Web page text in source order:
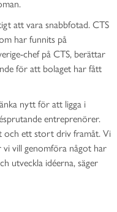
att vara snabbfotad. CTS
har funnits på
chef på CTS, berättar
för att bolaget har fått
nytt för att ligga i
entreprenörer.
och ett stort driv framåt. Vi
vill genomföra något har
utveckla idéerna, säger